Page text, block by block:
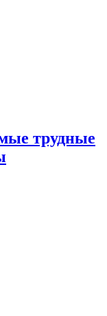
трудные